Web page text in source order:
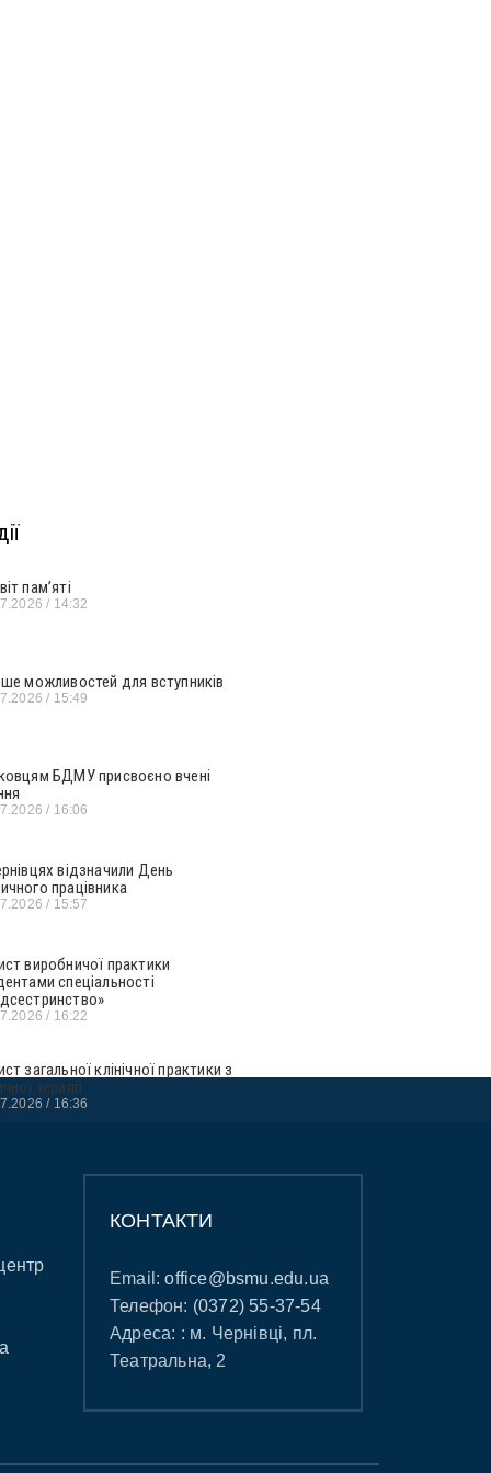
пам’яті
14:32
можливостей для вступників
15:49
БДМУ присвоєно вчені
16:06
відзначили День
працівника
15:57
виробничої практики
спеціальності
16:22
загальної клінічної практики з
терапії
16:36
КОНТАКТИ
Email:office@bsmu.edu.ua
Телефон: (0372) 55-37-54
Адреса: : м. Чернівці, пл.
Театральна, 2